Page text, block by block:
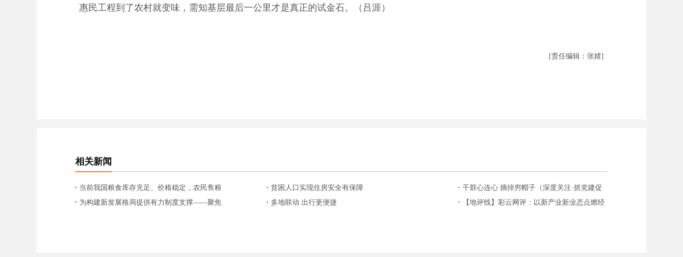
惠民工程到了农村就变味，需知基层最后一公里才是真正的试金石。（吕涯）
[责任编辑：张婧]
相关新闻
当前我国粮食库存充足、价格稳定，农民售粮
踊跃
贫困人口实现住房安全有保障
干群心连心 摘掉穷帽子（深度关注·抓党建促
脱贫攻坚③）
为构建新发展格局提供有力制度支撑——聚焦
多地联动 出行更便捷
【地评线】彩云网评：以新产业新业态点燃经